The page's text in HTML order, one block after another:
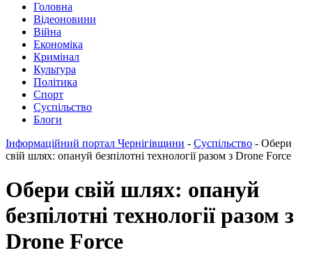
Головна
Відеоновини
Війна
Економіка
Кримінал
Культура
Політика
Спорт
Суспільство
Блоги
Інформаційний портал Чернігівщини - Суспільство - Обери
свій шлях: опануй безпілотні технології разом з Drone Force
Обери свій шлях: опануй
безпілотні технології разом з
Drone Force